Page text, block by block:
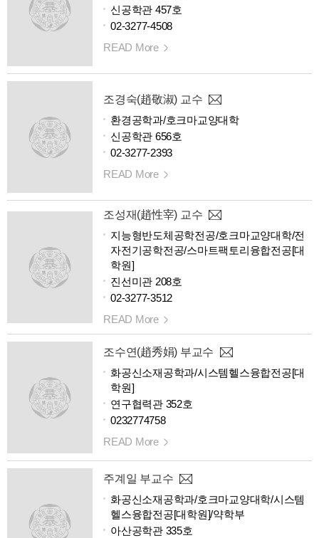
신공학관 457호
02-3277-4508
READ More
조경숙(趙敬淑) 교수
환경공학과/호크마교양대학
신공학관 656호
02-3277-2393
READ More
조성재(趙性宰) 교수
지능형반도체공학전공/호크마교양대학/전
자전기공학전공/스마트팩토리융합전공[대
학원]
진선미관 208호
02-3277-3512
READ More
조수연(趙秀娟) 부교수
화공신소재공학과/시스템헬스융합전공[대
학원]
연구협력관 352호
0232774758
READ More
주계일 부교수
화공신소재공학과/호크마교양대학/시스템
헬스융합전공[대학원]/약학부
아산공학관 335호